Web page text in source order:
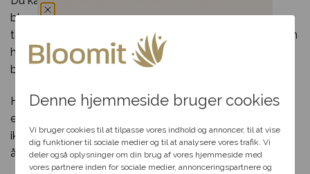
Denne hjemmeside bruger cookies
Vi bruger cookies til at tilpasse vores indhold og annoncer, til at vise
dig funktioner til sociale medier og til at analysere vores trafik. Vi
deler også oplysninger om din brug af vores hjemmeside med
vores partnere inden for sociale medier, annonceringspartnere og
blomsterlevering i Birkholm. Vores erfaring går helt
tilbage til 70’erne og vores mange år i blomsterbranchen
har sikret os et kæmpe netværk af florister og
blomsterbutikker som vi samarbejder med.
Har du spørgsmål til din bestilling, udvalget af blomster
eller særlige ønsker til din blomsterdekoration? Så tøv
ikke med at kontakte os per telefon eller mail i vores
åbningstid.
Du har fået en
passer til dig, så hjælper vi
dig videre med at finde den
perfekte rabat til dit svar.